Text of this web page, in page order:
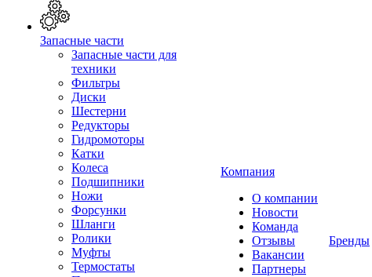
Запасные части
Запасные части для
техники
Фильтры
Диски
Шестерни
Редукторы
Гидромоторы
Катки
Колеса
Подшипники
Ножи
Форсунки
Шланги
Ролики
Муфты
Термостаты
Компания
О компании
Новости
Команда
Отзывы
Вакансии
Партнеры
Бренды